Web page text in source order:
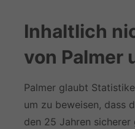
Inhaltlich
von Palmer
Palmer glaubt
um zu beweisen, dass
den 25 Jahren sicherer